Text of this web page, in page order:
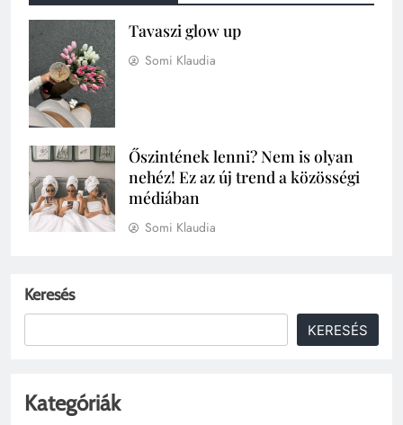
Tavaszi glow up
Somi Klaudia
Őszintének lenni? Nem is olyan
nehéz! Ez az új trend a közösségi
médiában
Somi Klaudia
Keresés
KERESÉS
Kategóriák